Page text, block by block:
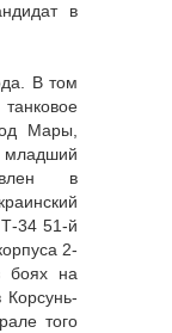
в
В том
Мары,
младший
в
34 51-й
2-
боях на
того